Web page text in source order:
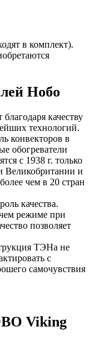
в комплект).
Нобо
качеству
технологий.
конвекторов в
обогреватели
с 1938 г. только
Великобритании и
чем в 20 стран
качества.
режиме при
позволяет
ТЭНа не
с
самочувствия
Viking